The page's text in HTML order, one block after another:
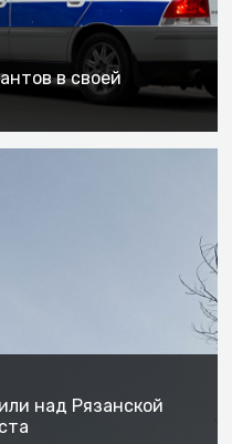
в своей
над Рязанской